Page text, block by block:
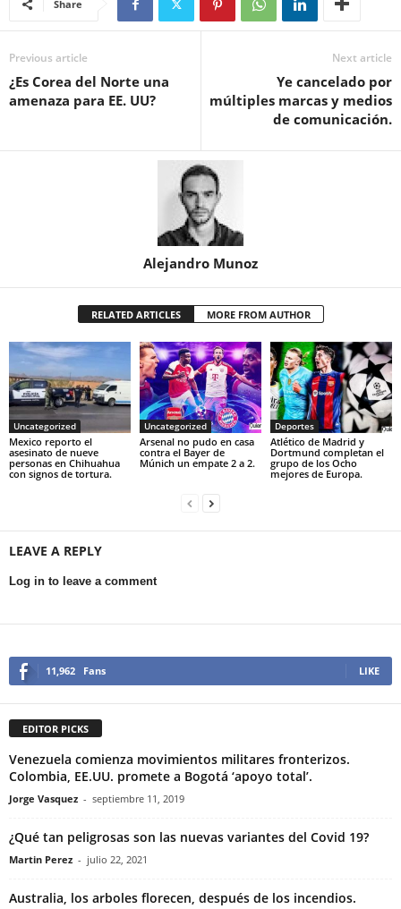
Share
Previous article
¿Es Corea del Norte una
amenaza para EE. UU?
Next article
Ye cancelado por
múltiples marcas y medios
de comunicación.
Alejandro Munoz
RELATED ARTICLES MORE FROM AUTHOR
Uncategorized
Mexico reporto el
asesinato de nueve
personas en Chihuahua
con signos de tortura.
Uncategorized
Arsenal no pudo en casa
contra el Bayer de
Múnich un empate 2 a 2.
Deportes
Atlético de Madrid y
Dortmund completan el
grupo de los Ocho
mejores de Europa.
LEAVE A REPLY
Log in to leave a comment
11,962 Fans LIKE
EDITOR PICKS
Venezuela comienza movimientos militares fronterizos.
Colombia, EE.UU. promete a Bogotá ‘apoyo total’.
Jorge Vasquez - septiembre 11, 2019
¿Qué tan peligrosas son las nuevas variantes del Covid 19?
Martin Perez - julio 22, 2021
Australia, los arboles florecen, después de los incendios.